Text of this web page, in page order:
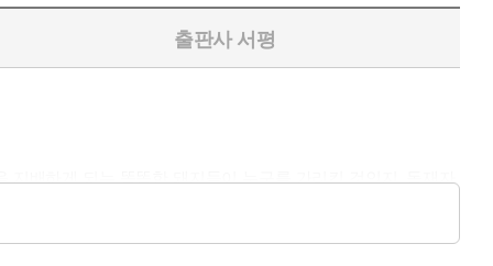
출판사 서평
지배하게 되는 똑똑한 돼지들이 누구를 가리킨 것인지, 독재자
, 한 시대의 권력 형식만을 재현 대상으로 하는 역사적 정치